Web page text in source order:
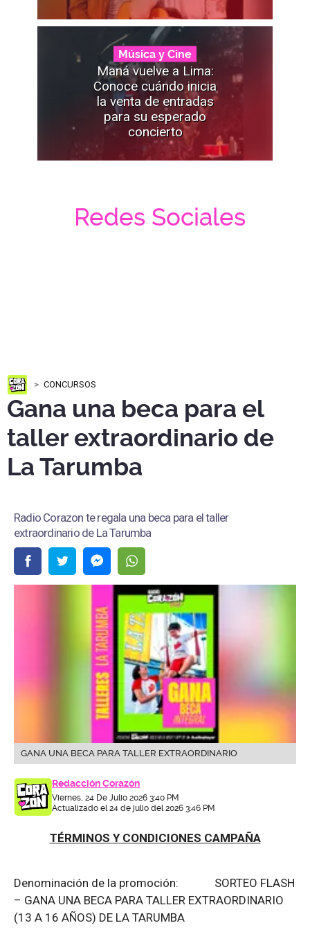
Música y Cine
Maná vuelve a Lima:
Conoce cuándo inicia
la venta de entradas
para su esperado
concierto
Redes Sociales
CONCURSOS
Gana una beca para el
taller extraordinario de
La Tarumba
Radio Corazon te regala una beca para el taller
extraordinario de La Tarumba
GANA UNA BECA PARA TALLER EXTRAORDINARIO
Redacción Corazón
Viernes, 24 De Julio 2026 3:40 PM
Actualizado el 24 de julio del 2026 3:46 PM
TÉRMINOS Y CONDICIONES CAMPAÑA
Denominación de la promoción: SORTEO FLASH
– GANA UNA BECA PARA TALLER EXTRAORDINARIO
(13 A 16 AÑOS) DE LA TARUMBA